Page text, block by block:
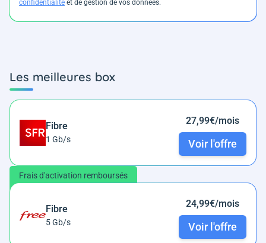
confidentialité et de gestion de vos données.
Les meilleures box
Fibre
1 Gb/s
27,99€/mois
Voir l'offre
Frais d'activation remboursés
Fibre
5 Gb/s
24,99€/mois
Voir l'offre